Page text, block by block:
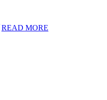
READ MORE